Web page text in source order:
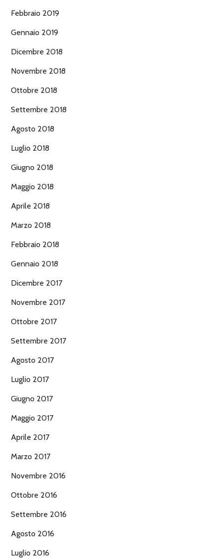
Febbraio 2019
Gennaio 2019
Dicembre 2018
Novembre 2018
Ottobre 2018
Settembre 2018
Agosto 2018
Luglio 2018
Giugno 2018
Maggio 2018
Aprile 2018
Marzo 2018
Febbraio 2018
Gennaio 2018
Dicembre 2017
Novembre 2017
Ottobre 2017
Settembre 2017
Agosto 2017
Luglio 2017
Giugno 2017
Maggio 2017
Aprile 2017
Marzo 2017
Novembre 2016
Ottobre 2016
Settembre 2016
Agosto 2016
Luglio 2016